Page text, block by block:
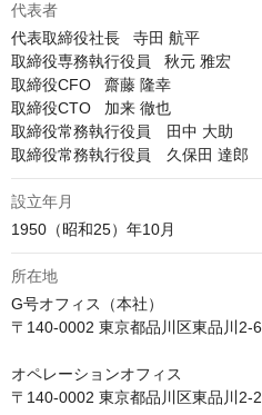
代表者
代表取締役社長   寺田 航平
取締役専務執行役員   秋元 雅宏
取締役CFO   齋藤 隆幸
取締役CTO   加来 徹也
取締役常務執行役員　田中 大助
取締役常務執行役員　久保田 達郎
設立年月
1950（昭和25）年10月
所在地
G号オフィス（本社）
〒140-0002 東京都品川区東品川2-
オペレーションオフィス
〒140-0002 東京都品川区東品川2-